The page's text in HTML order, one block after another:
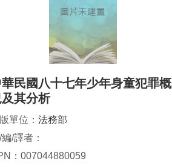
華民國八十七年少年身童犯罪概
其分析
單位： 法務部
/譯者：
：007044880059